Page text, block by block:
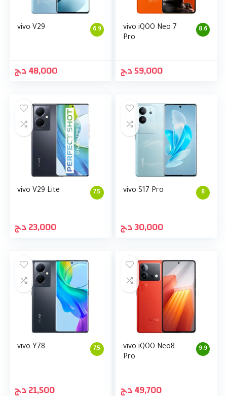
6.9
vivo V29
48,000د.ج
8.6
vivo iQOO Neo 7
Pro
59,000د.ج
7.5
vivo V29 Lite
23,000د.ج
8
vivo S17 Pro
30,000د.ج
7.5
vivo Y78
21,500د.ج
9.9
vivo iQOO Neo8
Pro
49,700د.ج